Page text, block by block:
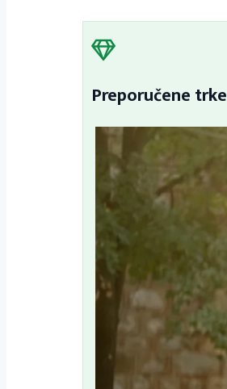
Preporučene trke